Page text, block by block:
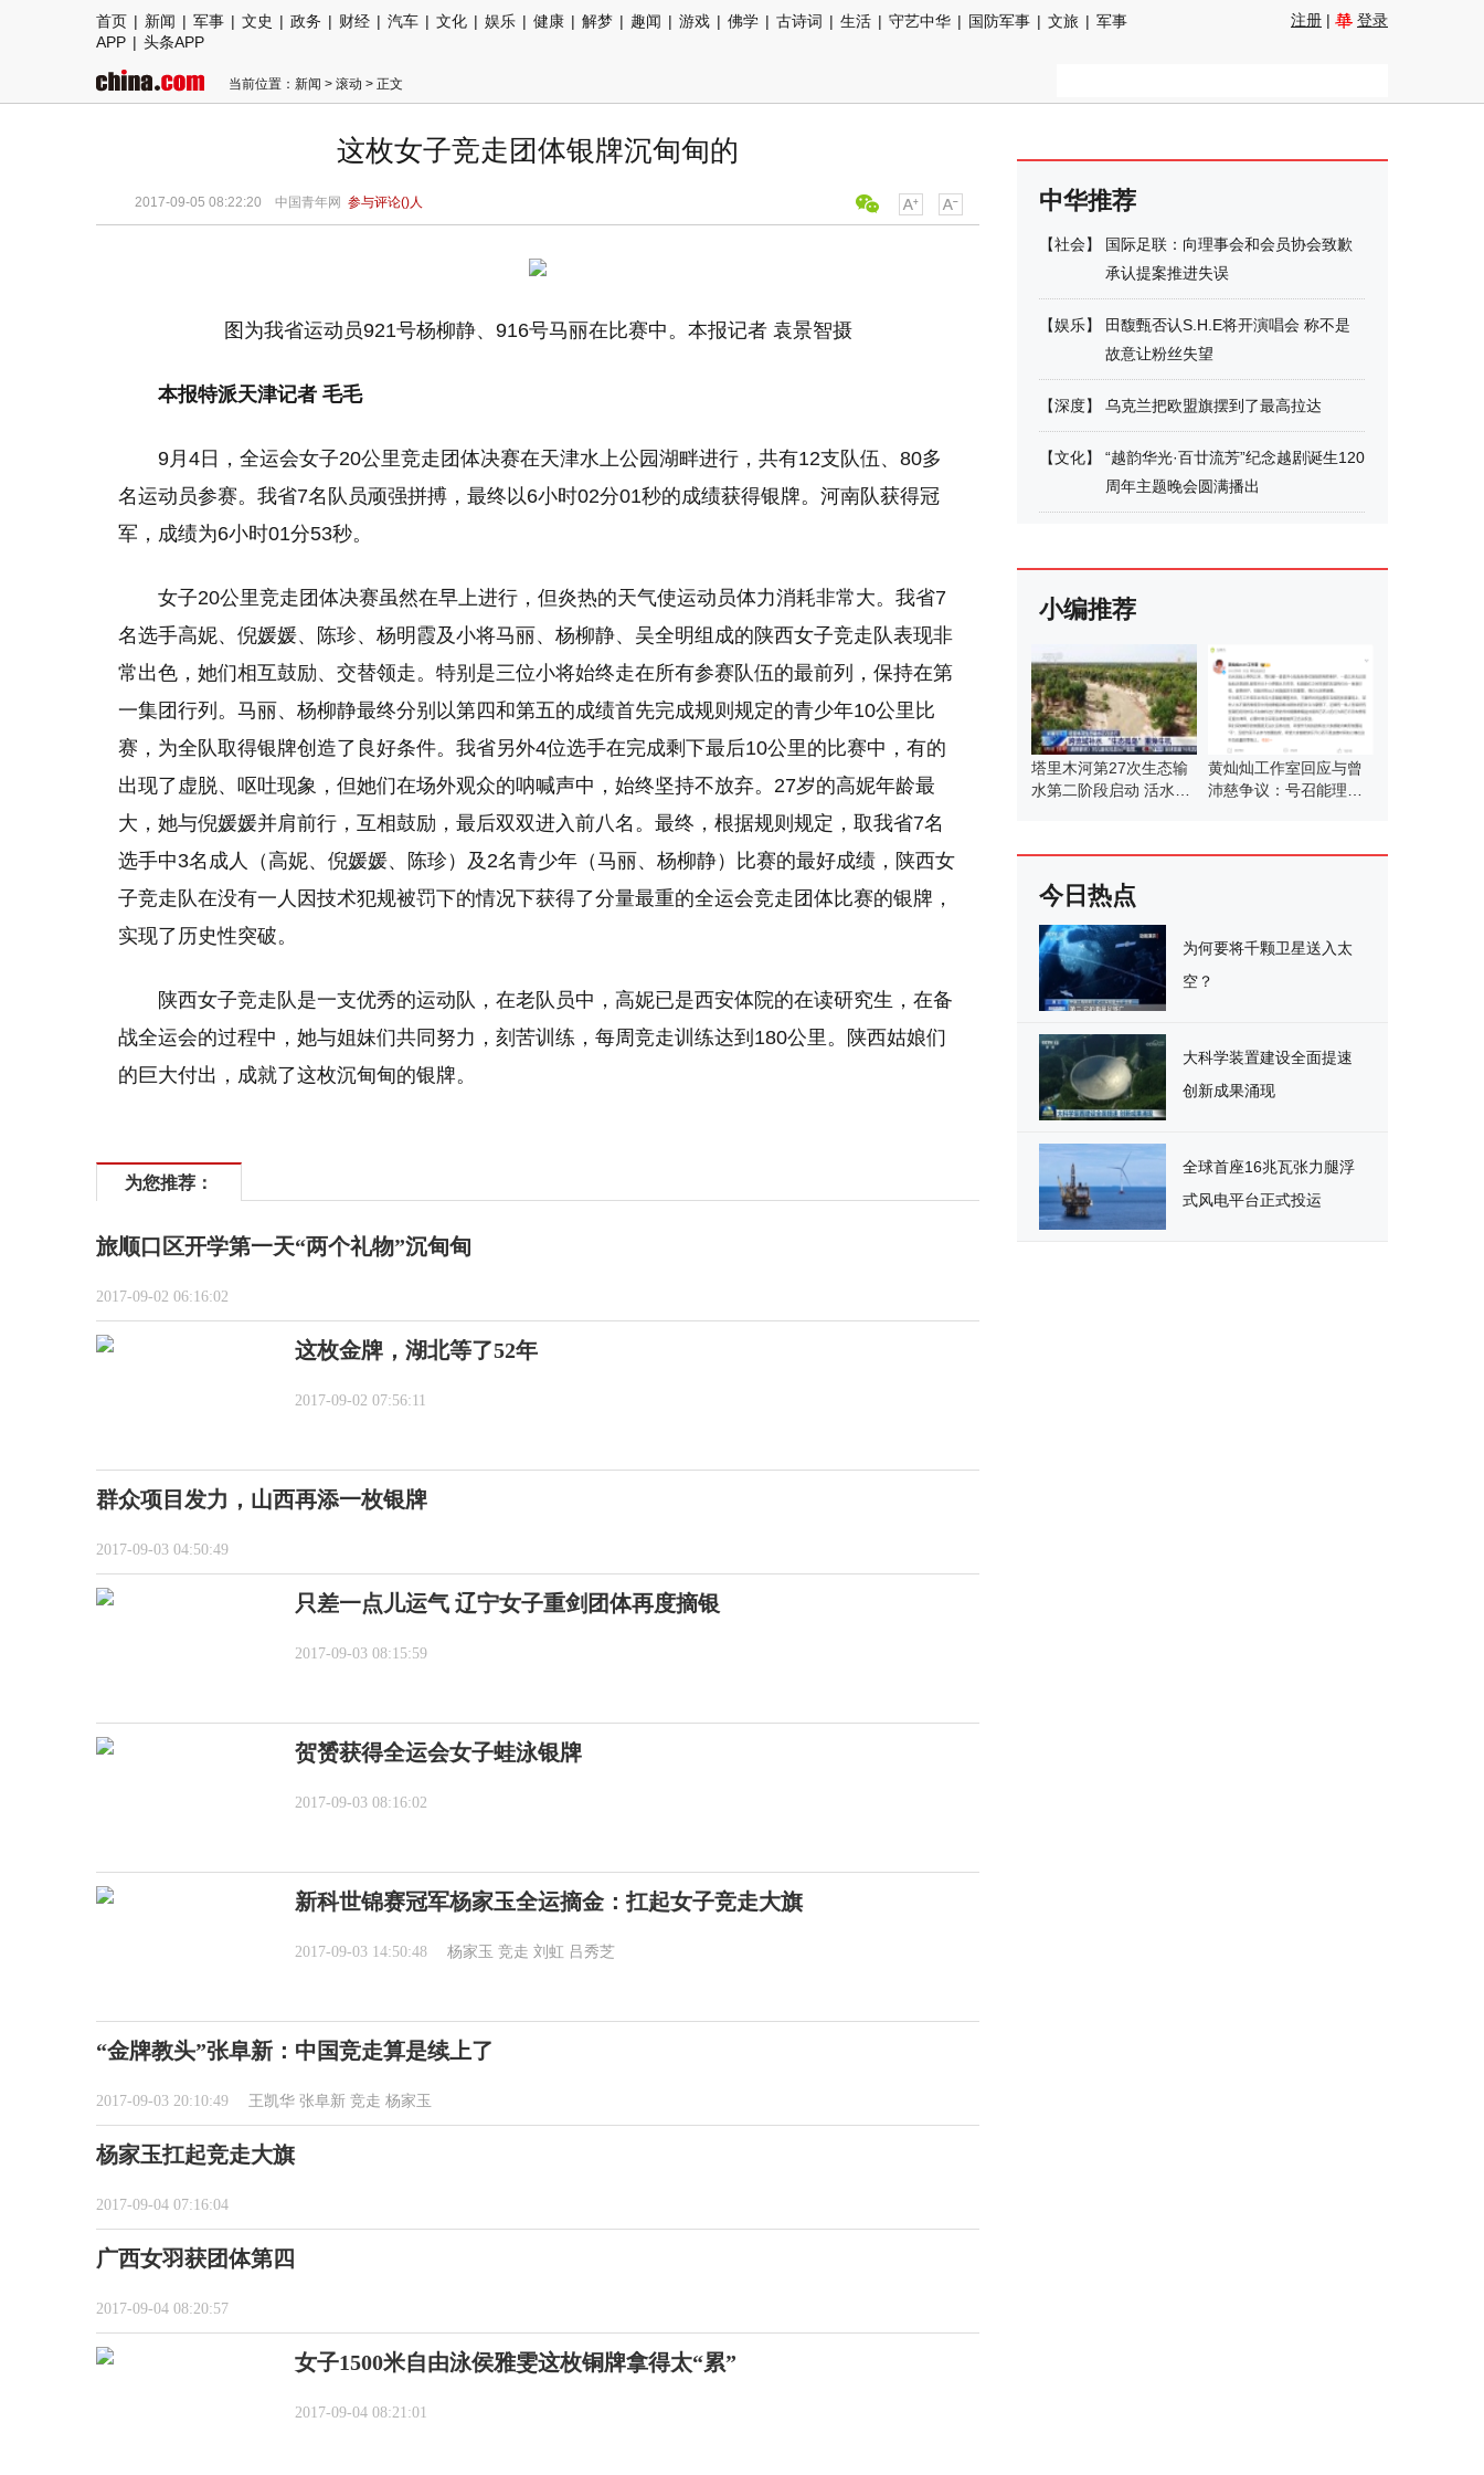
首页 | 新闻 | 军事 | 文史 | 政务 | 财经 | 汽车 | 文化 | 娱乐 | 健康 | 解梦 | 趣闻 | 游戏 | 佛学 | 古诗词 | 生活 | 守艺中华 | 国防军事 | 文旅 | 军事
APP | 头条APP
注册 | 登录
当前位置： 新闻 > 滚动 > 正文
这枚女子竞走团体银牌沉甸甸的
2017-09-05 08:22:20 中国青年网 参与评论()人
图为我省运动员921号杨柳静、916号马丽在比赛中。本报记者 袁景智摄
本报特派天津记者 毛毛
9月4日，全运会女子20公里竞走团体决赛在天津水上公园湖畔进行，共有12支队伍、80多
名运动员参赛。我省7名队员顽强拼搏，最终以6小时02分01秒的成绩获得银牌。河南队获得冠
军，成绩为6小时01分53秒。
女子20公里竞走团体决赛虽然在早上进行，但炎热的天气使运动员体力消耗非常大。我省7
名选手高妮、倪媛媛、陈珍、杨明霞及小将马丽、杨柳静、吴全明组成的陕西女子竞走队表现非
常出色，她们相互鼓励、交替领走。特别是三位小将始终走在所有参赛队伍的最前列，保持在第
一集团行列。马丽、杨柳静最终分别以第四和第五的成绩首先完成规则规定的青少年10公里比
赛，为全队取得银牌创造了良好条件。我省另外4位选手在完成剩下最后10公里的比赛中，有的
出现了虚脱、呕吐现象，但她们在场外观众的呐喊声中，始终坚持不放弃。27岁的高妮年龄最
大，她与倪媛媛并肩前行，互相鼓励，最后双双进入前八名。最终，根据规则规定，取我省7名
选手中3名成人（高妮、倪媛媛、陈珍）及2名青少年（马丽、杨柳静）比赛的最好成绩，陕西女
子竞走队在没有一人因技术犯规被罚下的情况下获得了分量最重的全运会竞走团体比赛的银牌，
实现了历史性突破。
陕西女子竞走队是一支优秀的运动队，在老队员中，高妮已是西安体院的在读研究生，在备
战全运会的过程中，她与姐妹们共同努力，刻苦训练，每周竞走训练达到180公里。陕西姑娘们
的巨大付出，成就了这枚沉甸甸的银牌。
为您推荐：
旅顺口区开学第一天“两个礼物”沉甸甸
2017-09-02 06:16:02
这枚金牌，湖北等了52年
2017-09-02 07:56:11
群众项目发力，山西再添一枚银牌
2017-09-03 04:50:49
只差一点儿运气 辽宁女子重剑团体再度摘银
2017-09-03 08:15:59
贺赟获得全运会女子蛙泳银牌
2017-09-03 08:16:02
新科世锦赛冠军杨家玉全运摘金：扛起女子竞走大旗
2017-09-03 14:50:48 杨家玉 竞走 刘虹 吕秀芝
“金牌教头”张阜新：中国竞走算是续上了
2017-09-03 20:10:49 王凯华 张阜新 竞走 杨家玉
杨家玉扛起竞走大旗
2017-09-04 07:16:04
广西女羽获团体第四
2017-09-04 08:20:57
女子1500米自由泳侯雅雯这枚铜牌拿得太“累”
2017-09-04 08:21:01
中华推荐
【社会】
国际足联：向理事会和会员协会致歉
承认提案推进失误
【娱乐】
田馥甄否认S.H.E将开演唱会 称不是
故意让粉丝失望
【深度】 乌克兰把欧盟旗摆到了最高拉达
【文化】
“越韵华光·百廿流芳”纪念越剧诞生120
周年主题晚会圆满播出
小编推荐
塔里木河第27次生态输
水第二阶段启动 活水滋
黄灿灿工作室回应与曾
沛慈争议：号召能理智
今日热点
为何要将千颗卫星送入太
空？
大科学装置建设全面提速
创新成果涌现
全球首座16兆瓦张力腿浮
式风电平台正式投运